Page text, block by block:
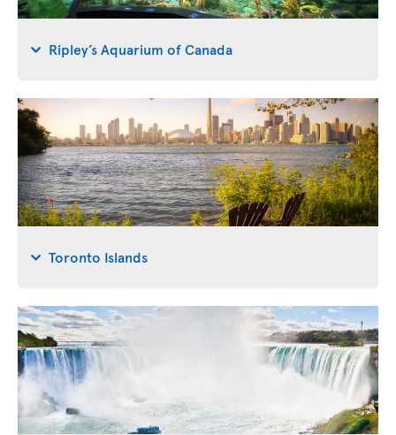
Ripley’s Aquarium of Canada
Toronto Islands